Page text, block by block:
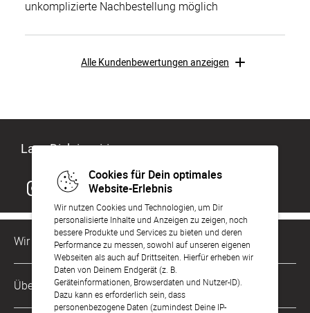
Cookies für Dein optimales
Website-Erlebnis
Wir nutzen Cookies und Technologien, um Dir
personalisierte Inhalte und Anzeigen zu zeigen, noch
bessere Produkte und Services zu bieten und deren
Performance zu messen, sowohl auf unseren eigenen
Webseiten als auch auf Drittseiten. Hierfür erheben wir
Daten von Deinem Endgerät (z. B.
Geräteinformationen, Browserdaten und Nutzer-ID).
Dazu kann es erforderlich sein, dass
personenbezogene Daten (zumindest Deine IP-
unkomplizierte Nachbestellung möglich
Alle Kundenbewertungen anzeigen
Lass Dich inspirieren
Wir sind für Dich da
Kundenservice-Hotline
0221 956 725 10
Mo. - Fr. von 9 bis 17 Uhr
Über Uns